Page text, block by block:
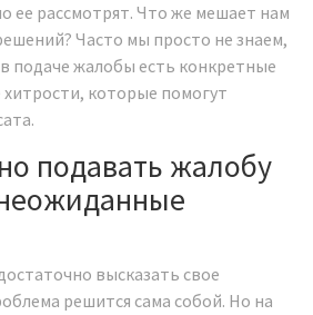
ее рассмотрят. Что же мешает нам
Часто мы просто не знаем,
в подаче жалобы есть конкретные
которые помогут
подавать жалобу
высказать свое
решится сама собой. Но на